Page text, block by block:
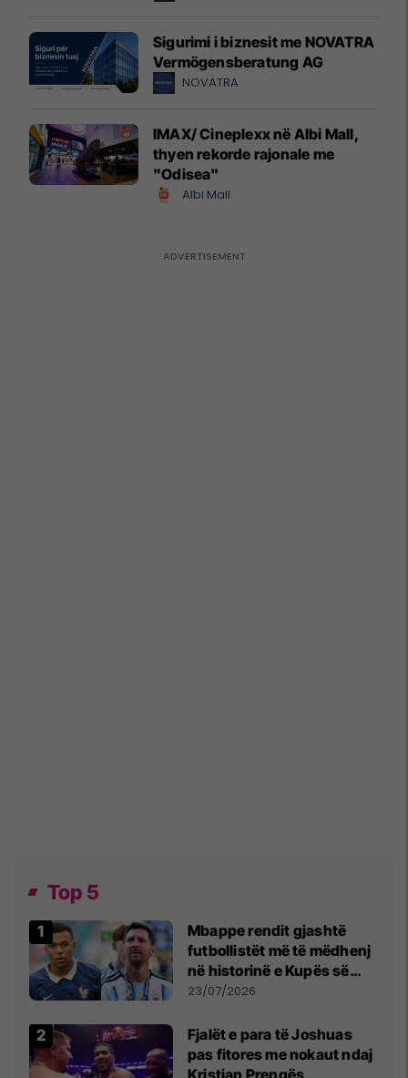
Sigurimi i biznesit me NOVATRA
Vermögensberatung AG
NOVATRA
IMAX/ Cineplexx në Albi Mall,
thyen rekorde rajonale me
"Odisea"
Albi Mall
Top 5
Mbappe rendit gjashtë
futbollistët më të mëdhenj
në historinë e Kupës së
Botës, Messi mbetet i dyti
23/07/2026
Fjalët e para të Joshuas
pas fitores me nokaut ndaj
Kristian Prengës